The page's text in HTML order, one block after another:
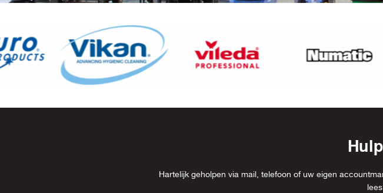
Item
Hartelijk geholpen via mail, telefoon of uw eigen